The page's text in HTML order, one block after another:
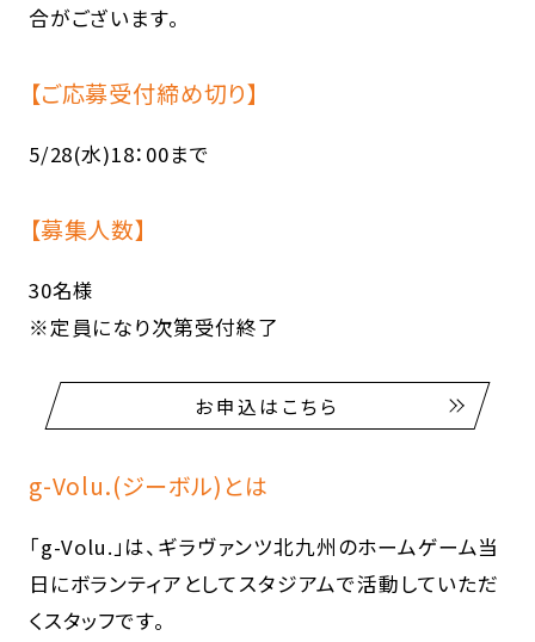
合がございます。
【ご応募受付締め切り】
5/28(水)18：00まで
【募集人数】
30名様
※定員になり次第受付終了
お申込はこちら
g-Volu.(ジーボル)とは
「g-Volu.」は、ギラヴァンツ北九州のホームゲーム当
日にボランティアとしてスタジアムで活動していただ
くスタッフです。